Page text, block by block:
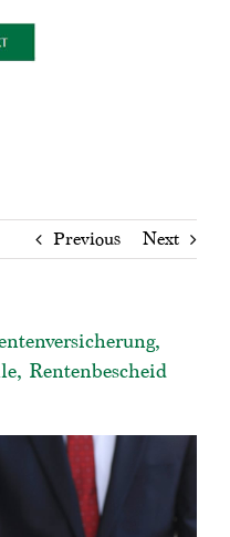
Previous Next
Rentenbescheid